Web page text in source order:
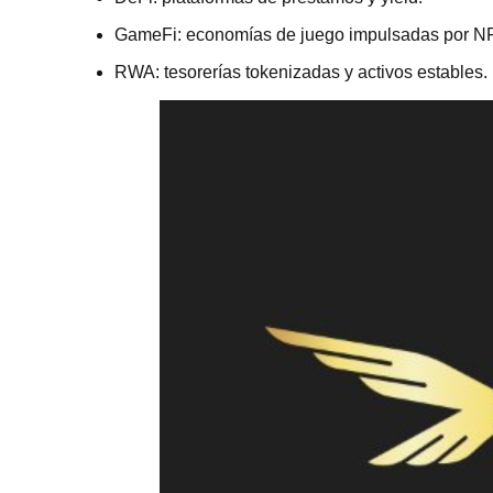
GameFi: economías de juego impulsadas por
RWA: tesorerías tokenizadas y activos estables.